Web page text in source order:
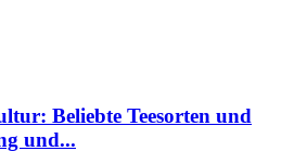
Beliebte Teesorten und
und...